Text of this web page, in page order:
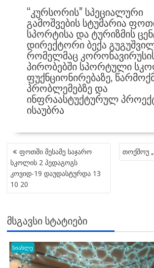
“ᲙᲣᲠᲡᲝᲠᲘᲡ” ᲡᲞᲔᲪᲘᲐᲚᲣᲠᲘ
ᲒᲐᲛᲝᲨᲕᲔᲑᲘᲡ ᲡᲢᲣᲛᲐᲠᲘᲐ
ᲡᲞᲝᲠᲢᲘᲡᲐ ᲓᲐ ᲢᲣᲠᲘᲖᲛᲘᲡ
ᲓᲘᲠᲔᲥᲢᲝᲠᲘ ᲑᲔᲥᲐ
ᲠᲝᲛᲔᲚᲛᲐᲪ
ᲞᲘᲠᲝᲑᲔᲑᲨᲘ ᲡᲞᲝᲠᲢᲣᲚᲘ
ᲤᲣᲥᲜᲪᲘᲝᲜᲘᲠᲔᲑᲐᲖᲔ,
ᲞᲠᲝᲑᲚᲔᲛᲔᲑᲖᲔ ᲓᲐ
ᲘᲜᲤᲠᲐᲐᲡᲢᲣᲥᲢᲣᲠᲣᲚ
ᲘᲡᲐᲣᲑᲠᲐ
POST
NAVIGATION
ფოთში მესამე საჯარო
სკოლის 2 პედაგოგს
კოვიდ-19 დაუდასტურდა 13
10 20
თოქშოუ
ᲛᲡᲒᲐᲕᲡᲘ ᲡᲢᲐᲢᲘᲔᲑᲘ
სიახლე